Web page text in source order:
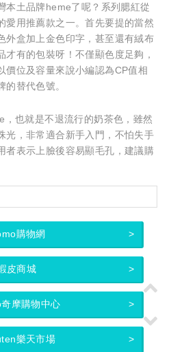
本土品牌heme了呢？系列腮紅從
愛用推薦款之一。首先要提的當然
外盒加上金色印字，甚至還有絨布
有的包裝呀！不僅顯色度足夠，
價位及容量來說小編認為CP值相
替代色號。
也就是不退流行的奶茶色，雖然
光，非常適合新手入門，不怕失手
者表示上臉後容易顯毛孔，建議購
購物網
皮商城
摩購物中心
樂天市場